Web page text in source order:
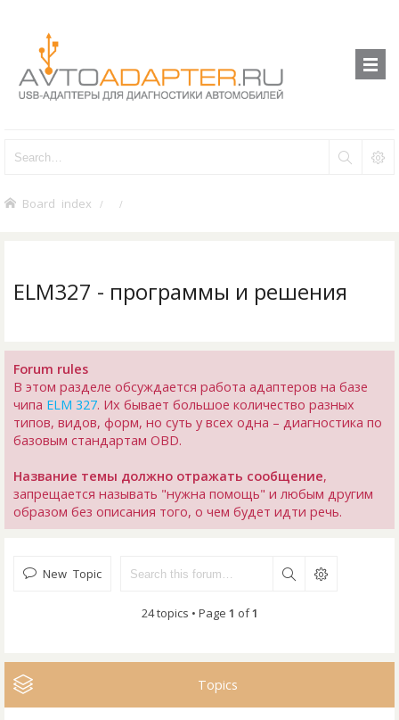
Board index
ELM327 - программы и решения
Forum rules
В этом разделе обсуждается работа адаптеров на базе
чипа ELM 327. Их бывает большое количество разных
типов, видов, форм, но суть у всех одна – диагностика по
базовым стандартам OBD.
Название темы должно отражать сообщение,
запрещается называть "нужна помощь" и любым другим
образом без описания того, о чем будет идти речь.
New Topic
24 topics • Page 1 of1
Topics